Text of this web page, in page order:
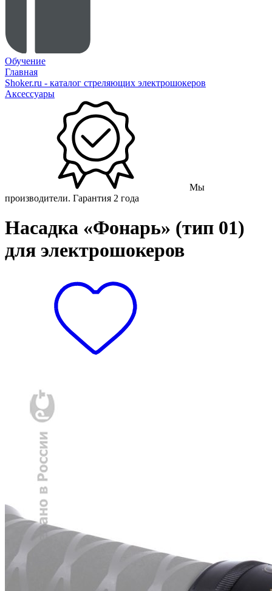
Обучение
Главная
Shoker.ru - каталог стреляющих электрошокеров
Аксессуары
Мы
производители. Гарантия 2 года
Насадка «Фонарь» (тип 01)
для электрошокеров